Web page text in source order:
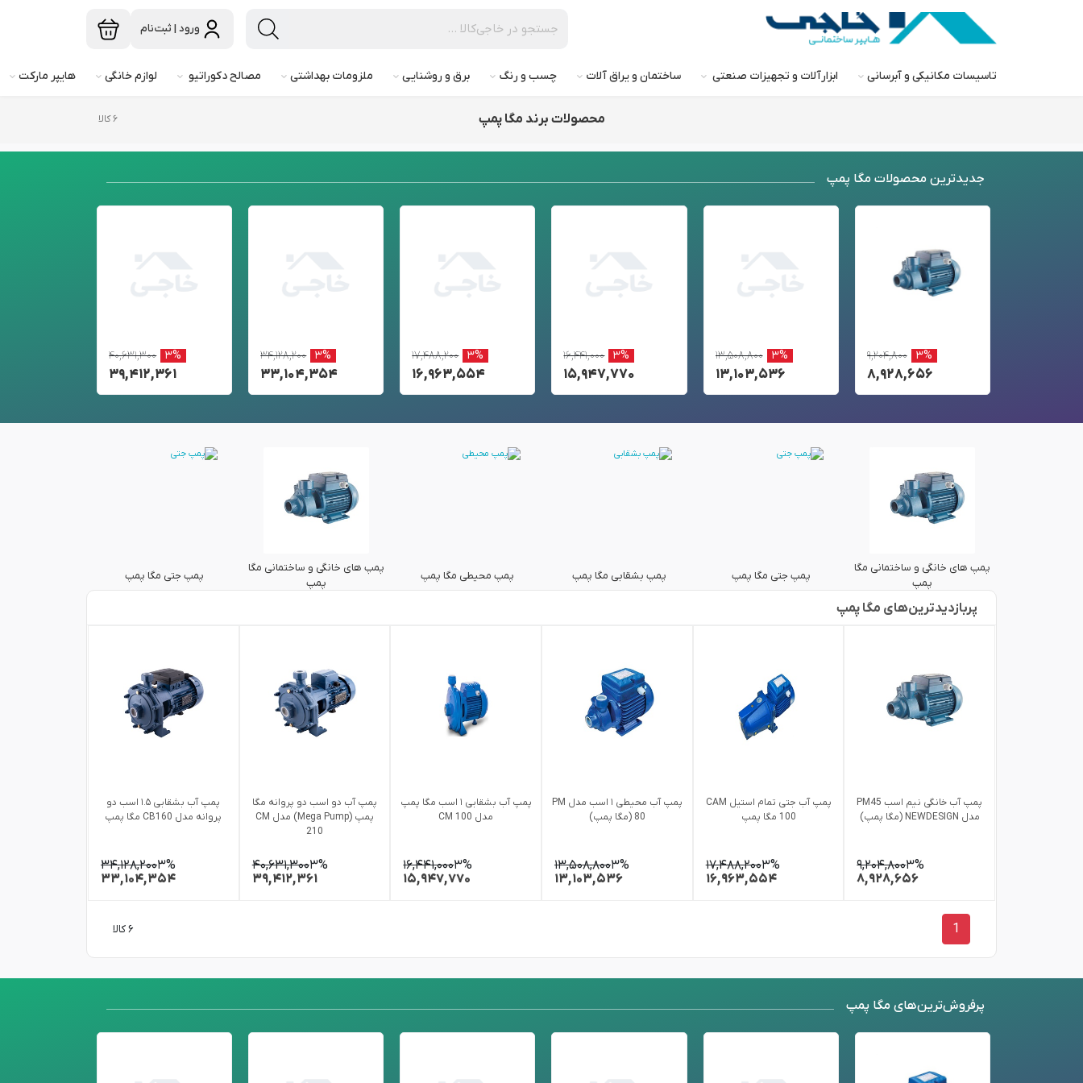
ورود | ثبت‌نام
تاسیسات مکانیکی و آبرسانی ابزارآلات و تجهیزات صنعتی ساختمان و یراق آلات چسب و رنگ برق و روشنایی ملزومات بهداشتی مصالح دکوراتیو لوازم خانگی هایپر مارکت
محصولات برند مگا پمپ ۶ کالا
جدید‌ترین محصولات مگا پمپ
۹,۲۰۴,۸۰۰ ۳%
۸,۹۲۸,۶۵۶
۱۳,۵۰۸,۸۰۰ ۳%
۱۳,۱۰۳,۵۳۶
۱۶,۴۴۱,۰۰۰ ۳%
۱۵,۹۴۷,۷۷۰
۱۷,۴۸۸,۲۰۰ ۳%
۱۶,۹۶۳,۵۵۴
۳۴,۱۲۸,۲۰۰ ۳%
۳۳,۱۰۴,۳۵۴
۴۰,۶۳۱,۳۰۰ ۳%
۳۹,۴۱۲,۳۶۱
پمپ های خانگی و ساختمانی مگا
پمپ
پمپ جتی مگا پمپ پمپ بشقابی مگا پمپ پمپ محیطی مگا پمپ
پمپ های خانگی و ساختمانی مگا
پمپ
پمپ جتی مگا پمپ
پربازدید‌ترین‌های مگا پمپ
پمپ آب خانگی نیم اسب PM45
مدل NEWDESIGN (مگا پمپ)
۹,۲۰۴,۸۰۰۳%
۸,۹۲۸,۶۵۶
پمپ آب جتی تمام استیل CAM
100 مگا پمپ
۱۷,۴۸۸,۲۰۰۳%
۱۶,۹۶۳,۵۵۴
پمپ آب محیطی ۱ اسب مدل PM
80 (مگا پمپ)
۱۳,۵۰۸,۸۰۰۳%
۱۳,۱۰۳,۵۳۶
پمپ آب بشقابی ۱ اسب مگا پمپ
مدل CM 100
۱۶,۴۴۱,۰۰۰۳%
۱۵,۹۴۷,۷۷۰
پمپ آب دو اسب دو پروانه مگا
پمپ (Mega Pump) مدل CM
210
۴۰,۶۳۱,۳۰۰۳%
۳۹,۴۱۲,۳۶۱
پمپ آب بشقابی ۱.۵ اسب دو
پروانه مدل CB160 مگا پمپ
۳۴,۱۲۸,۲۰۰۳%
۳۳,۱۰۴,۳۵۴
1 ۶ کالا
پرفروش‌ترین‌های مگا پمپ